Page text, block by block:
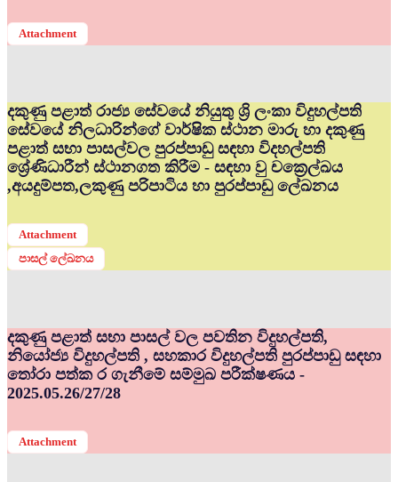
Attachment
දකුණු පළාත් රාජ්‍ය සේවයේ නියුතු ශ්‍රි ලංකා විදුහල්පති
සේවයේ නිලධාරින්ගේ වාර්ෂික ස්ථාන මාරු හා දකුණු
පළාත් සභා පාසල්වල පුරප්පාඩු සඳහා විදහල්පති
ශ්‍රේණිධාරීන් ස්ථානගත කිරීම - සඳහා වු චක්‍රෙල්ඛය
,අයදුම්පත,ලකුණු පරිපාටිය හා පුරප්පාඩු ලේඛනය
Attachment
පාසල් ලේඛනය
දකුණු පළාත් සභා පාසල් වල පවතින විදුහල්පති,
නියෝජ්‍ය විදුහල්පති , සහකාර විදුහල්පති පුරප්පාඩු සඳහා
තෝරා පත්ක ර ගැනීමේ සම්මුඛ පරීක්ෂණය -
2025.05.26/27/28
Attachment